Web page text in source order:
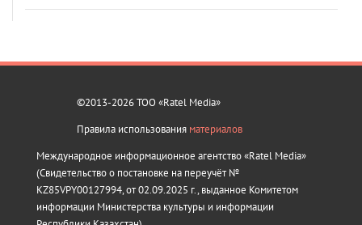
©2013-2026 ТОО «Ratel Media»
Правила использования материалов
Международное информационное агентство «Ratel Media»
(Свидетельство о постановке на переучёт №
KZ85VPY00127994, от 02.09.2025 г., выданное Комитетом
информации Министерства культуры и информации